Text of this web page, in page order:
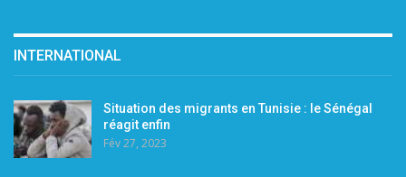
INTERNATIONAL
Situation des migrants en Tunisie : le Sénégal
réagit enfin
Fév 27, 2023